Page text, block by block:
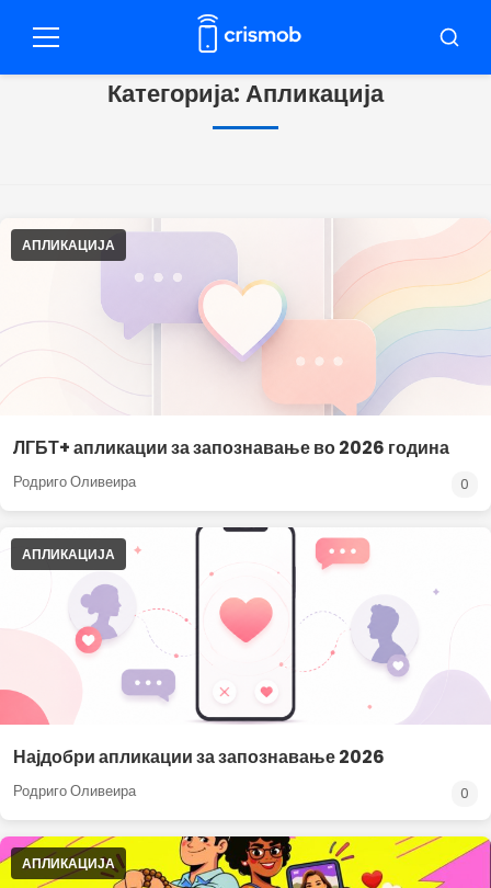
Мени Барај
Категорија:Апликација
АПЛИКАЦИЈА
ЛГБТ+ апликации за запознавање во 2026 година
Родриго Оливеира 0
АПЛИКАЦИЈА
Најдобри апликации за запознавање 2026
Родриго Оливеира 0
АПЛИКАЦИЈА